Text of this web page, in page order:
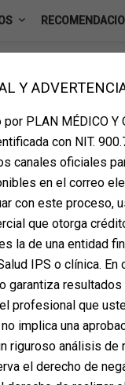
país:
como su
certificados y
médico
Y
PLAN MÉDICO Y
con NIT.
canales oficiales
en el correo
con este proceso,
que otorga
la de una entidad
IPS o clínica. En
garantiza
profesional que
implica una
riguroso análisis de
el derecho de